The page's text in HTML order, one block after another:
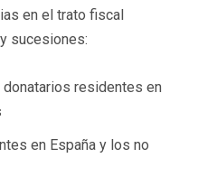
en el trato fiscal
sucesiones:
residentes en
en España y los no